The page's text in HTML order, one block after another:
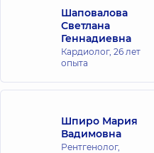
Шаповалова
Светлана
Геннадиевна
Кардиолог, 26 лет
опыта
Шпиро Мария
Вадимовна
Рентгенолог,